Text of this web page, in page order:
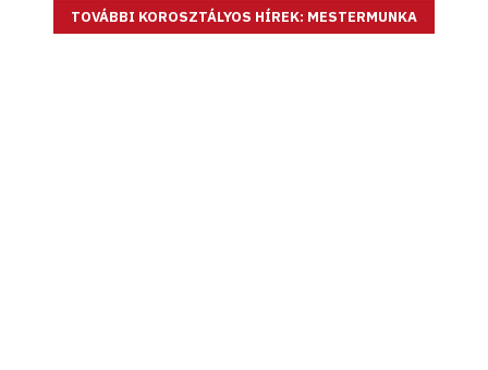
TOVÁBBI KOROSZTÁLYOS HÍREK: MESTERMUNKA